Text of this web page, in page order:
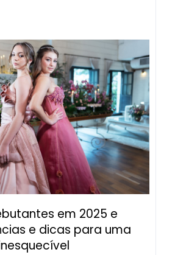
em 2025 e
e dicas para uma